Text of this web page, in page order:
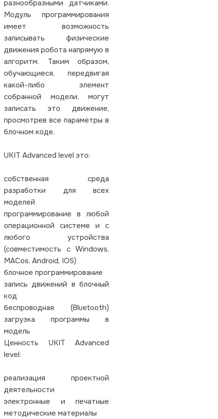
разнообразными датчиками.
Модуль программирования
имеет возможность
записывать физические
движения робота напрямую в
алгоритм. Таким образом,
обучающиеся, передвигая
какой-либо элемент
собранной модели, могут
записать это движение,
просмотрев все параметры в
блочном коде.
UKIT Advanced level это:
собственная среда
разработки для всех
моделей
программирование в любой
операционной системе и с
любого устройства
(совместимость с Windows,
MACos, Android, IOS)
блочное программирование
запись движений в блочный
код
беспроводная (Bluetooth)
загрузка программы в
модель
Ценность UKIT Advanced
level:
реализация проектной
деятельности
электронные и печатные
методические материалы